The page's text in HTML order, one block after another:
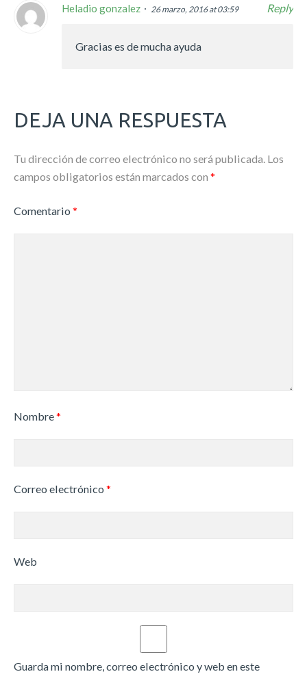
Heladio gonzalez 26 marzo, 2016 at 03:59 Reply
Gracias es de mucha ayuda
DEJA UNA RESPUESTA
Tu dirección de correo electrónico no será publicada. Los
campos obligatorios están marcados con *
Comentario *
Nombre*
Correo electrónico *
Web
Guarda mi nombre, correo electrónico y web en este